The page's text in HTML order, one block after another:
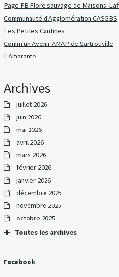
Page FB Flore sauvage de Maisons-
Communauté d'Agglomération CASGBS
Les Petites Cantines
Comm'un Avenir AMAP de Sartrouville
L'Amarante
Archives
juillet 2026
juin 2026
mai 2026
avril 2026
mars 2026
février 2026
janvier 2026
décembre 2025
novembre 2025
octobre 2025
Toutes les archives
Facebook